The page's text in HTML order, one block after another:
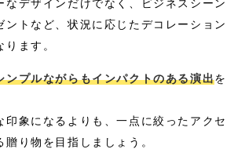
なデザインだけでなく、ビジネスシーン
ントなど、状況に応じたデコレーション
ます。
ンプルながらもインパクトのある演出を
印象になるよりも、一点に絞ったアクセ
贈り物を目指しましょう。